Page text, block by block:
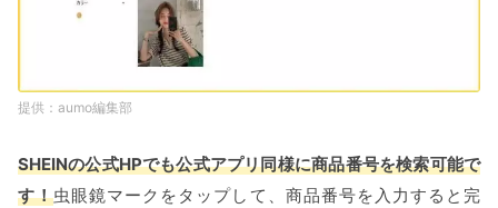
aumo編集部
SHEINの公式HPでも公式アプリ同様に商品番号を検索可能で
す！虫眼鏡マークをタップして、商品番号を入力すると完